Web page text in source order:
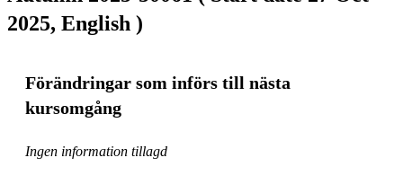
2025, English )
Förändringar som införs till nästa
kursomgång
Ingen information tillagd